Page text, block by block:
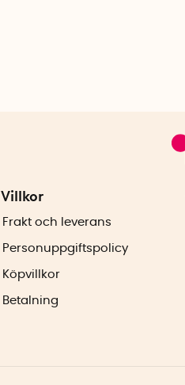
Villkor
Frakt och leverans
Personuppgiftspolicy
Köpvillkor
Betalning